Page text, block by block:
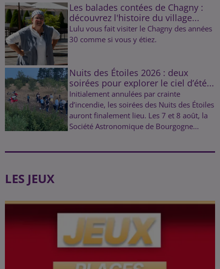
Les balades contées de Chagny :
découvrez l'histoire du village...
Lulu vous fait visiter le Chagny des années
30 comme si vous y étiez.
Nuits des Étoiles 2026 : deux
soirées pour explorer le ciel d’été...
Initialement annulées par crainte
d’incendie, les soirées des Nuits des Étoiles
auront finalement lieu. Les 7 et 8 août, la
Société Astronomique de Bourgogne...
LES JEUX